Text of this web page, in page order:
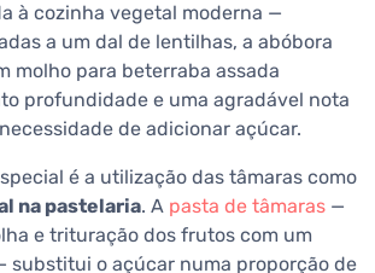
à cozinha vegetal moderna —
a um dal de lentilhas, a abóbora
molho para beterraba assada
profundidade e uma agradável nota
de adicionar açúcar.
é a utilização das tâmaras como
na pastelaria. A pasta de tâmaras —
e trituração dos frutos com um
substitui o açúcar numa proporção de